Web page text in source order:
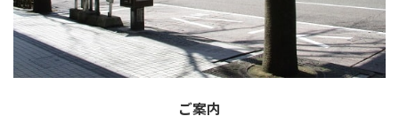
ご案内